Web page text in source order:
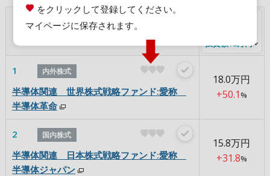
投資額12万円
1 内外株式
半導体関連 世界株式戦略ファンド:愛称
半導体革命
18.0万円
+50.1 %
2 国内株式
半導体関連 日本株式戦略ファンド:愛称
半導体ジャパン
15.8万円
+31.8%
をクリックして登録してください。
マイページに保存されます。